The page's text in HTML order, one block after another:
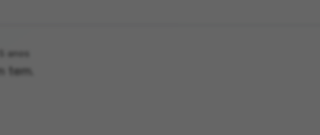
anos
tem.